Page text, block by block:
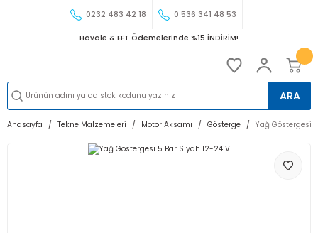
0232 483 42 18 0 536 341 48 53
Havale & EFT Ödemelerinde %15 İNDİRİM!
ARA
Anasayfa Tekne Malzemeleri Motor Aksamı Gösterge Yağ Göstergesi